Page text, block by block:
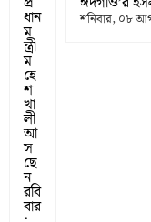
ধান
ম
ন্ত্রী
ম
হে
শ
খা
লী
আ
স
ছে
ন
রবি
বার
শনিবার, ০৮